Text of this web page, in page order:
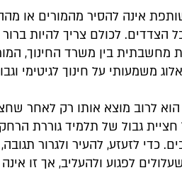
אינה להסיר מהמורים או
הצדדים. לכולם צריך להיות
מחשבתית בין משרד החינוך,
משמעותי על חינוך לגיטימי
לרוב מוצא אותו רק לאחר
חציית גבול של תלמיד גוררת
כדי לזעזע, להעיר ולגרור
לפגוע ולהעליב, אך זו